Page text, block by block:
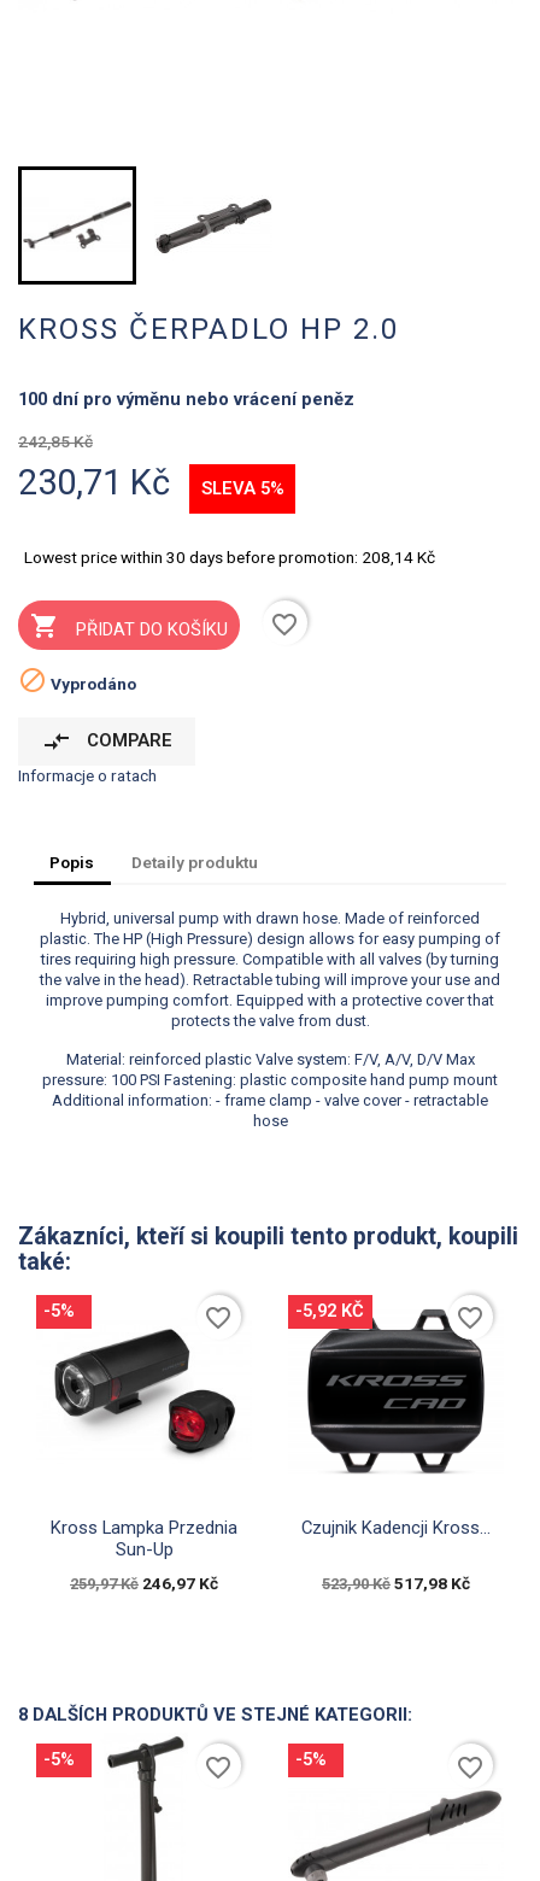
KROSS ČERPADLO HP 2.0
100 dní pro výměnu nebo vrácení peněz
242,85 Kč
230,71 Kč SLEVA 5%
Lowest price within 30 days before promotion: 208,14 Kč
 PŘIDAT DO KOŠÍKU
favorite_border
 Vyprodáno
compare_arrows COMPARE
Informacje o ratach
Popis Detaily produktu
Hybrid, universal pump with drawn hose. Made of reinforced
plastic. The HP (High Pressure) design allows for easy pumping of
tires requiring high pressure. Compatible with all valves (by turning
the valve in the head). Retractable tubing will improve your use and
improve pumping comfort. Equipped with a protective cover that
protects the valve from dust.
Material: reinforced plastic Valve system: F/V, A/V, D/V Max
pressure: 100 PSI Fastening: plastic composite hand pump mount
Additional information: - frame clamp - valve cover - retractable
hose
Zákazníci, kteří si koupili tento produkt, koupili
také:
 Rychlý náhled
Kross Lampka Przednia
Sun-Up
259,97 Kč 246,97 Kč
-5% favorite_border
Rychlý náhled
Czujnik Kadencji Kross...
523,90 Kč 517,98 Kč
-5,92 KČ favorite_border
8 DALŠÍCH PRODUKTŮ VE STEJNÉ KATEGORII:
-5% favorite_border -5% favorite_border